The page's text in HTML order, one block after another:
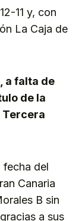
11 y, con
La Caja de
a falta de
de la
Tercera
fecha del
Canaria
B sin
a sus